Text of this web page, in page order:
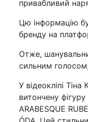
привабливий
Цю інформацію
бренду на
Отже,
сильним
У відеокліпі
витончену
ARABESQUE